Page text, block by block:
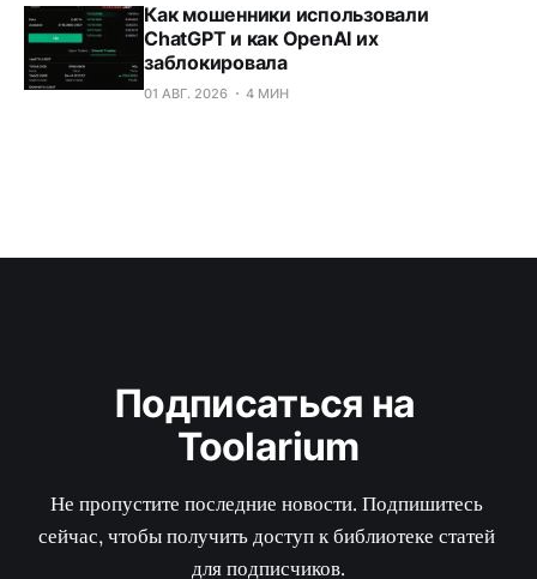
Как мошенники использовали
ChatGPT и как OpenAI их
заблокировала
01 АВГ. 2026 4 МИН
Подписаться на
Toolarium
Не пропустите последние новости. Подпишитесь
сейчас, чтобы получить доступ к библиотеке статей
для подписчиков.